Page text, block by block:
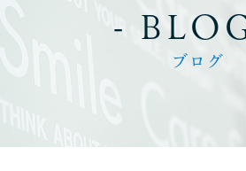
-
ブログ